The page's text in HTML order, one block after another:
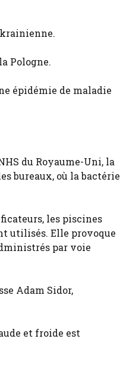
Pologne.
épidémie de maladie
du Royaume-Uni, la
bureaux, où la bactérie
les piscines
utilisés. Elle provoque
par voie
Adam Sidor,
et froide est